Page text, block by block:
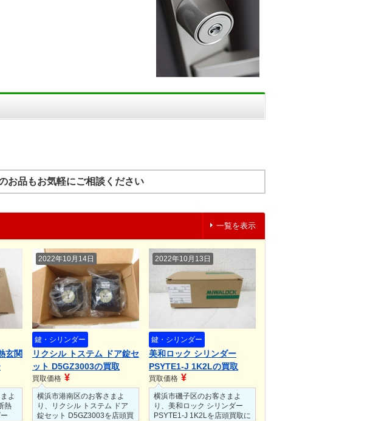
お品もお気軽にご相談ください
一覧を表示
玄関
よ
熱
2022年10月14日
鍵・シリンダー
リクシル トステム ドア錠セ
ット D5GZ3003の買取
買取価格 ¥
横浜市港南区のお客さまよ
り、リクシル トステム ドア
錠セット D5GZ3003を店頭買
2022年10月13日
鍵・シリンダー
美和ロック シリンダー
PSYTE1-J 1K2Lの買取
買取価格 ¥
横浜市磯子区のお客さまよ
り、美和ロック シリンダー
PSYTE1-J 1K2Lを店頭買取に